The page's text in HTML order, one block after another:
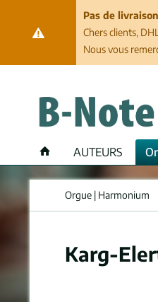
Pas de
Chers clients,
Nous vous
AUTEURS
Orgue | Harmonium
Karg-